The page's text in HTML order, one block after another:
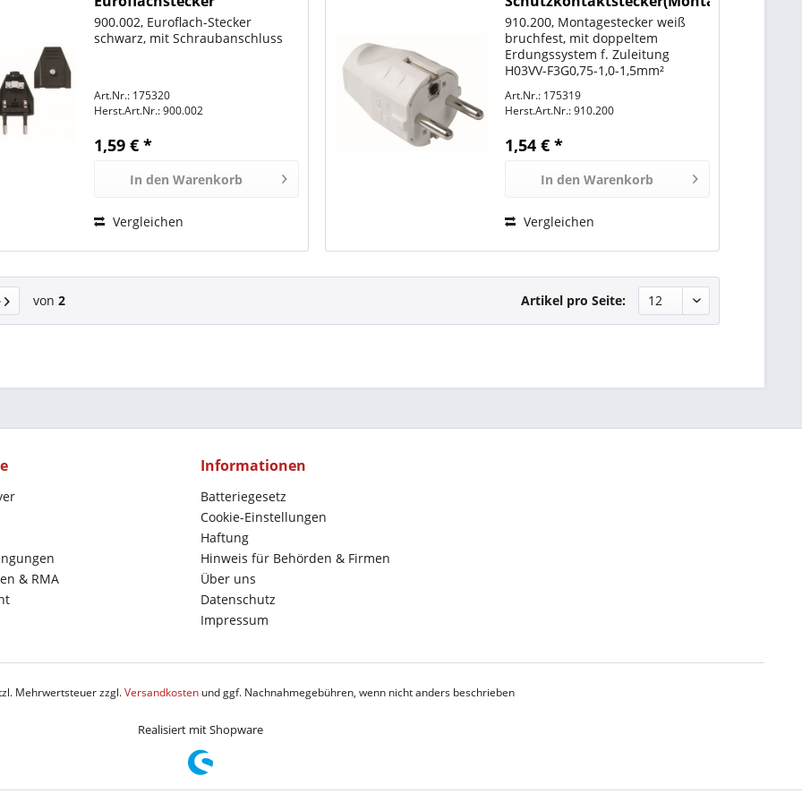
Schraubanschluss schwarz,
2,5A/250V,
900.002, Euroflach-Stecker
schwarz, mit Schraubanschluss
Art.Nr.: 175320
Herst.Art.Nr.:900.002
1,59 € *
In den Warenkorb
Vergleichen
weiß
910.200, Montagestecker weiß
bruchfest, mit doppeltem
Erdungssystem f. Zuleitung
H03VV-F3G0,75-1,0-1,5mm²
Art.Nr.: 175319
Herst.Art.Nr.:910.200
1,54 € *
In den Warenkorb
Vergleichen
von 2 Artikel pro Seite:
& RMA
Informationen
Batteriegesetz
Cookie-Einstellungen
Haftung
Hinweis für Behörden & Firmen
Über uns
Datenschutz
Impressum
Mehrwertsteuer zzgl.Versandkostenund ggf. Nachnahmegebühren, wenn nicht anders beschrieben
Realisiert mit Shopware